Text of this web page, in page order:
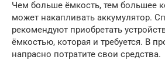
Чем больше ёмкость, тем большее
может накапливать аккумулятор.
рекомендуют приобретать
ёмкостью, которая и требуется. В
напрасно потратите свои средства.